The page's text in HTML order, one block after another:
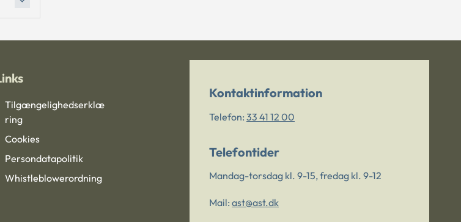
Tilgængelighedserklæ
ring
Cookies
Persondatapolitik
Whistleblowerordning
Kontaktinformation
Telefon: 33 41 12 00
Telefontider
Mandag-torsdag kl. 9-15, fredag kl. 9-12
Mail: ast@ast.dk